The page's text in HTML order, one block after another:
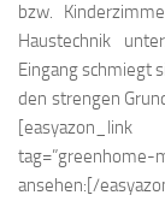
bzw.
Haustechnik
Eingang schmiegt
den strengen
[easyazon_link
ansehen:[/